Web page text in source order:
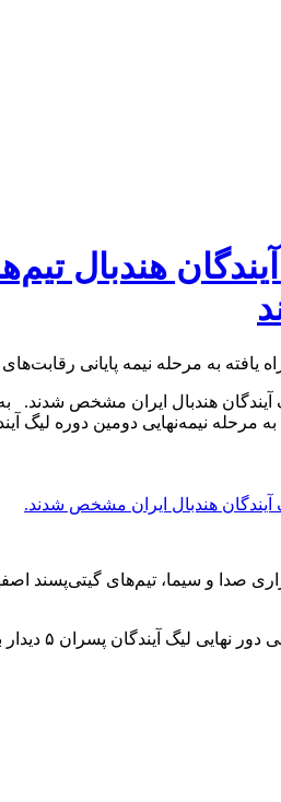
هندبال
آیندگان هندبال ایران مشخص
مرحله نیمه‌نهایی دومین دوره لیگ
آیندگان هندبال ایران مشخص شدند.
صدا و سیما، تیم‌های گیتی‌پسند
دیدار برگزار شد که طی آن این نتایج به دست آمد: